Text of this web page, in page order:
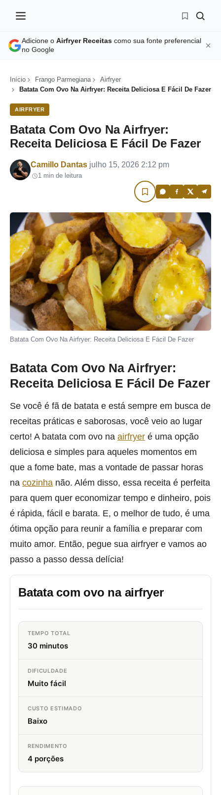
Adicione o Airfryer Receitas como sua fonte preferencial
no Google
Início Frango Parmegiana
Airfryer
Batata Com Ovo Na Airfryer: Receita Deliciosa E Fácil De Fazer
AIRFRYER
Batata Com Ovo Na Airfryer:
Receita Deliciosa E Fácil De Fazer
Por
Camillo Dantas julho 15, 2026 2:12 pm
1 min de leitura
Batata Com Ovo Na Airfryer: Receita Deliciosa E Fácil De Fazer
Batata Com Ovo Na Airfryer:
Receita Deliciosa E Fácil De Fazer
Se você é fã de batata e está sempre em busca de
receitas práticas e saborosas, você veio ao lugar
certo! A batata com ovo na airfryer é uma opção
deliciosa e simples para aqueles momentos em
que a fome bate, mas a vontade de passar horas
na cozinha não. Além disso, essa receita é perfeita
para quem quer economizar tempo e dinheiro, pois
é rápida, fácil e barata. E, o melhor de tudo, é uma
ótima opção para reunir a família e preparar com
muito amor. Então, pegue sua airfryer e vamos ao
passo a passo dessa delícia!
Batata com ovo na airfryer
TEMPO TOTAL
30 minutos
DIFICULDADE
Muito fácil
CUSTO ESTIMADO
Baixo
RENDIMENTO
4 porções